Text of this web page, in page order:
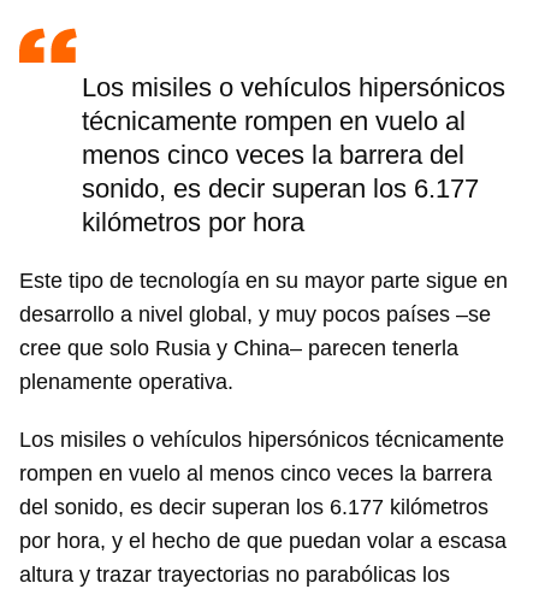
Los misiles o vehículos hipersónicos
técnicamente rompen en vuelo al
menos cinco veces la barrera del
sonido, es decir superan los 6.177
kilómetros por hora
Este tipo de tecnología en su mayor parte sigue en
desarrollo a nivel global, y muy pocos países –se
cree que solo Rusia y China– parecen tenerla
plenamente operativa.
Los misiles o vehículos hipersónicos técnicamente
rompen en vuelo al menos cinco veces la barrera
del sonido, es decir superan los 6.177 kilómetros
por hora, y el hecho de que puedan volar a escasa
altura y trazar trayectorias no parabólicas los